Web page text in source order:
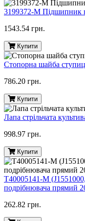
3199372-M Підшипник
1543.54 грн.
Купити
Стопорна шайба
786.20 грн.
Купити
Лапа стрільчата
998.97 грн.
Купити
T40005141-M
подрібнювача прямий
262.82 грн.